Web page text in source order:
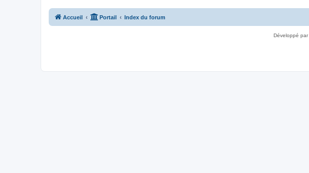
Accueil Portail Index du forum
Développé par